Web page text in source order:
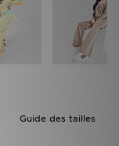
Guide des tailles